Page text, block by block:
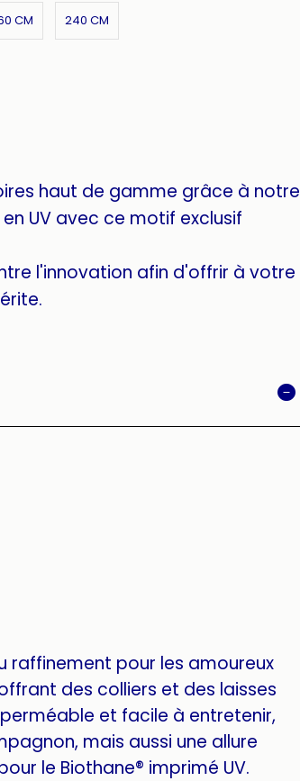
CM 240 CM
haut de gamme grâce à notre
UV avec ce motif exclusif
l'innovation afin d'offrir à votre
raffinement pour les amoureux
des colliers et des laisses
et facile à entretenir,
mais aussi une allure
le Biothane® imprimé UV.